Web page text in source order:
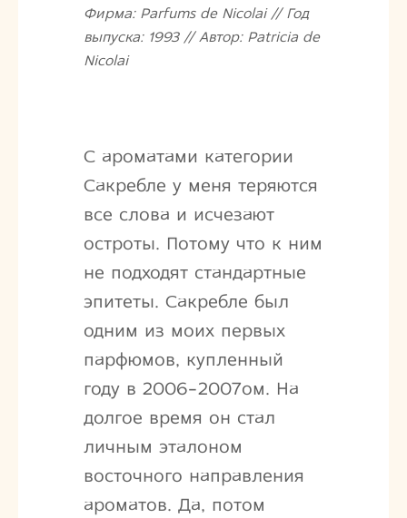
Фирма: Parfums de Nicolai // Год
выпуска: 1993 // Автор: Patricia de
Nicolai
С ароматами категории
Сакребле у меня теряются
все слова и исчезают
остроты. Потому что к ним
не подходят стандартные
эпитеты. Сакребле был
одним из моих первых
парфюмов, купленный
году в 2006-2007ом. На
долгое время он стал
личным эталоном
восточного направления
ароматов. Да, потом